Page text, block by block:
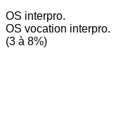
OS interpro.
OS vocation interpro.
(3 à 8%)